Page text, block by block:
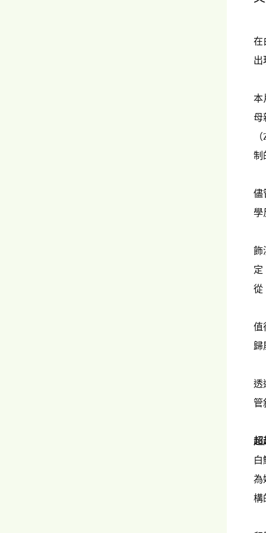
在
出
本
母
制
儘
學
飾
定
從
值
歸
透
管
超
白
為
構